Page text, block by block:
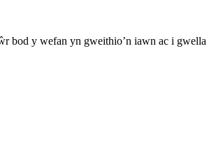
bod y wefan yn gweithio’n iawn ac i gwella